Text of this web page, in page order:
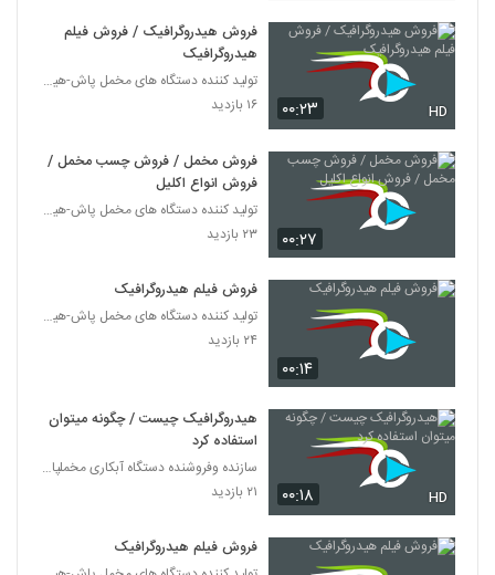
۰۰:۲۳ HD
فروش هیدروگرافیک / فروش فیلم
هیدروگرافیک
تولید کننده دستگاه های مخمل پاش-هیدروگرافیک-ابکاری
۱۶ بازدید
۰۰:۲۷
فروش مخمل / فروش چسب مخمل /
فروش انواع اکلیل
تولید کننده دستگاه های مخمل پاش-هیدروگرافیک-ابکاری
۲۳ بازدید
۰۰:۱۴
فروش فیلم هیدروگرافیک
تولید کننده دستگاه های مخمل پاش-هیدروگرافیک-ابکاری
۲۴ بازدید
۰۰:۱۸ HD
هیدروگرافیک چیست / چگونه میتوان
استفاده کرد
سازنده وفروشنده دستگاه آبکاری مخملپاش هیدروگرافیک
۲۱ بازدید
فروش فیلم هیدروگرافیک